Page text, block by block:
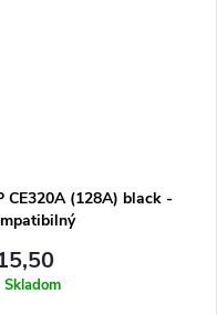
CE320A (128A) black -
Skladom